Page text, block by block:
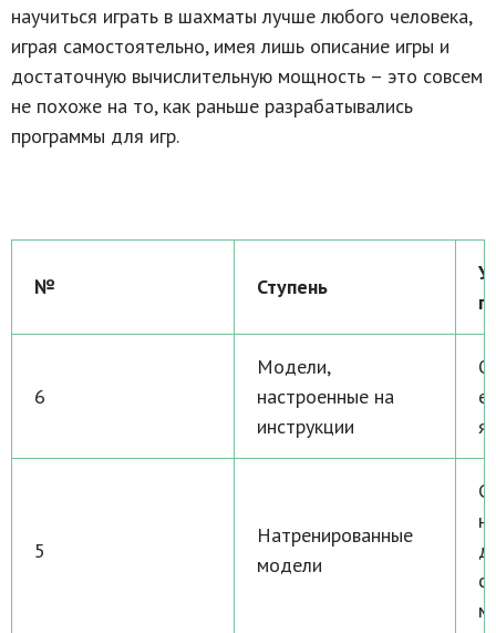
научиться играть в шахматы лучше любого человека,
играя самостоятельно, имея лишь описание игры и
достаточную вычислительную мощность – это совсем
не похоже на то, как раньше разрабатывались
программы для игр.
№ Ступень
6
Модели,
настроенные на
инструкции
5
Натренированные
модели